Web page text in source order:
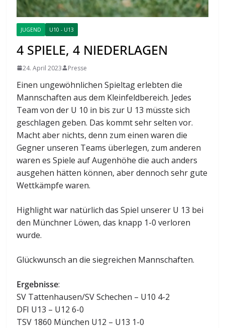
JUGEND U10 - U13
4 SPIELE, 4 NIEDERLAGEN
24. April 2023 Presse
Einen ungewöhnlichen Spieltag erlebten die
Mannschaften aus dem Kleinfeldbereich. Jedes
Team von der U 10 in bis zur U 13 müsste sich
geschlagen geben. Das kommt sehr selten vor.
Macht aber nichts, denn zum einen waren die
Gegner unseren Teams überlegen, zum anderen
waren es Spiele auf Augenhöhe die auch anders
ausgehen hätten können, aber dennoch sehr gute
Wettkämpfe waren.
Highlight war natürlich das Spiel unserer U 13 bei
den Münchner Löwen, das knapp 1-0 verloren
wurde.
Glückwunsch an die siegreichen Mannschaften.
Ergebnisse:
SV Tattenhausen/SV Schechen – U10 4-2
DFI U13 – U12 6-0
TSV 1860 München U12 – U13 1-0